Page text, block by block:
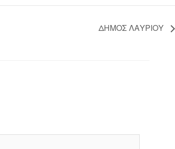
ΔΗΜΟΣ ΛΑΥΡΙΟΥ